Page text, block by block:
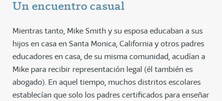
Un encuentro casual
Mientras tanto, Mike Smith y su esposa educaban a sus
hijos en casa en Santa Monica, California y otros padres
educadores en casa, de su misma comunidad, acudían a
Mike para recibir representación legal (él también es
abogado). En aquel tiempo, muchos distritos escolares
establecían que solo los padres certificados para enseñar